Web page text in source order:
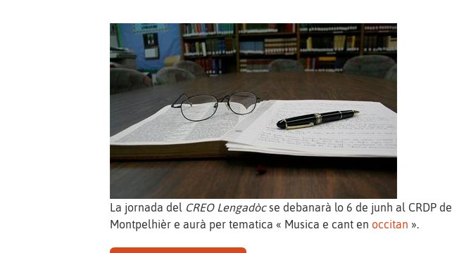
La jornada del CREO Lengadòcse debanarà lo 6 de junh al CRDP de
Montpelhièr e aurà per tematica « Musica e cant enoccitan ».